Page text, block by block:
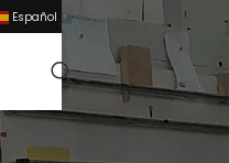
Español ▼